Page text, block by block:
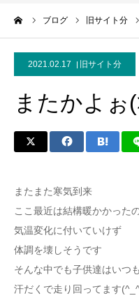
ブログ 旧サイト分
2021.02.17 旧サイト分
またかよぉ
またまた寒気到来
ここ最近は結構暖かかった
気温変化に付いていけず
体調を壊しそうです
そんな中でも子供達はいつ
汗だくで走り回ってます